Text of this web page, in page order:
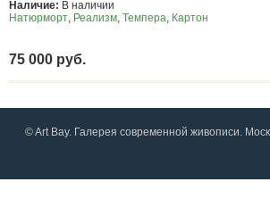
Наличие: В наличии
Натюрморт, Реализм, Темпера, Картон
75 000 руб.
© Art Bay. Галерея современной живописи.